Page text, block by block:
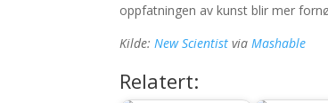
oppfatningen av kunst blir mer
Kilde:New Scientist viaMashable
Relatert: